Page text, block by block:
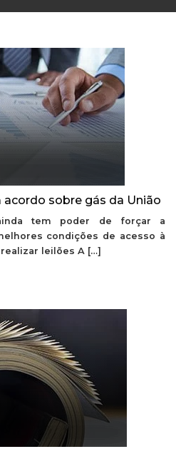
sobre gás da União
tem poder de forçar a
condições de acesso à
leilões A […]